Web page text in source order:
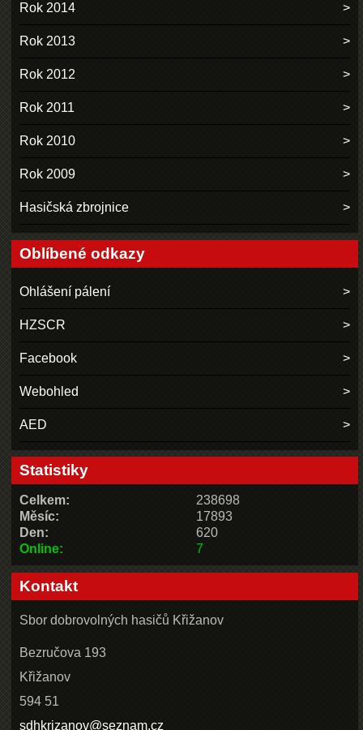
Rok 2014
Rok 2013
Rok 2012
Rok 2011
Rok 2010
Rok 2009
Hasičská zbrojnice
Oblíbené odkazy
Ohlášení pálení
HZSCR
Facebook
Webohled
AED
Statistiky
Online: 7
Celkem:
238698
Měsíc:
17893
Den:
620
Kontakt
Sbor dobrovolných hasičů Křižanov
Bezručova 193
Křižanov
594 51
sdhkrizanov@seznam.cz